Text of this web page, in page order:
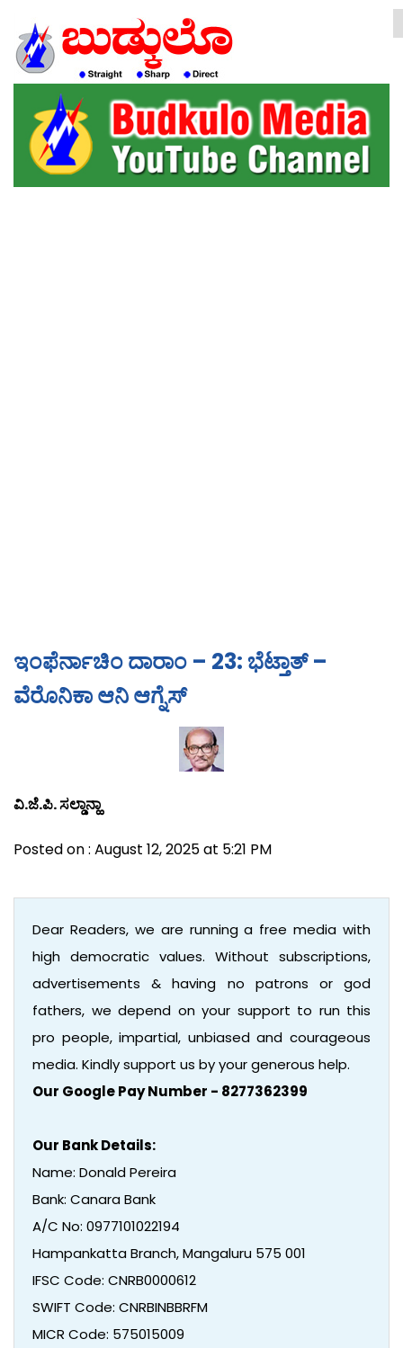
EDITORIAL
ENGLISH
KANNADA
INTERVIEWS
ಇಂಫೆರ್ನಾಚಿಂ ದಾರಾಂ – 23: ಭೆಟ್ತಾತ್ –
ವೆರೊನಿಕಾ ಆನಿ ಆಗ್ನೆಸ್
ವಿ.ಜೆ.ಪಿ. ಸಲ್ಡಾನ್ಹಾ
Posted on : August 12, 2025 at 5:21 PM
Dear Readers, we are running a free media with
high democratic values. Without subscriptions,
advertisements & having no patrons or god
fathers, we depend on your support to run this
pro people, impartial, unbiased and courageous
media. Kindly support us by your generous help.
Our Google Pay Number - 8277362399
Our Bank Details:
Name: Donald Pereira
Bank: Canara Bank
A/C No: 0977101022194
Hampankatta Branch, Mangaluru 575 001
IFSC Code: CNRB0000612
SWIFT Code: CNRBINBBRFM
MICR Code: 575015009